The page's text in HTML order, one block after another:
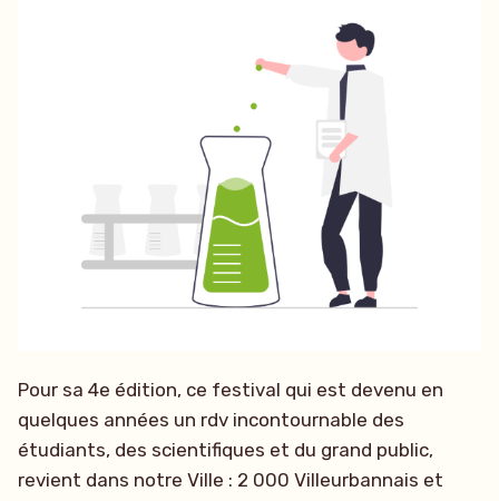
Pour sa 4e édition, ce festival qui est devenu en
quelques années un rdv incontournable des
étudiants, des scientifiques et du grand public,
revient dans notre Ville : 2 000 Villeurbannais et